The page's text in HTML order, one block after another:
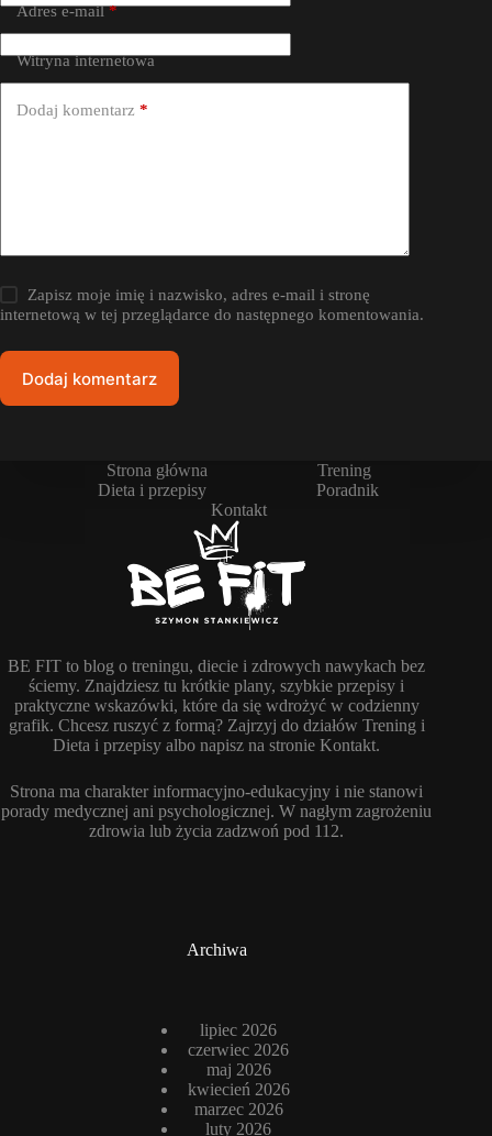
Adres e-mail*
Witryna internetowa
Dodaj komentarz *
Zapisz moje imię i nazwisko, adres e-mail i stronę
internetową w tej przeglądarce do następnego komentowania.
Dodaj komentarz
Strona główna
Trening
Dieta i przepisy
Poradnik
Kontakt
BE FIT to blog o treningu, diecie i zdrowych nawykach bez
ściemy. Znajdziesz tu krótkie plany, szybkie przepisy i
praktyczne wskazówki, które da się wdrożyć w codzienny
grafik. Chcesz ruszyć z formą? Zajrzyj do działów Trening i
Dieta i przepisy albo napisz na stronie Kontakt.
Strona ma charakter informacyjno-edukacyjny i nie stanowi
porady medycznej ani psychologicznej. W nagłym zagrożeniu
zdrowia lub życia zadzwoń pod 112.
Archiwa
lipiec 2026
czerwiec 2026
maj 2026
kwiecień 2026
marzec 2026
luty 2026